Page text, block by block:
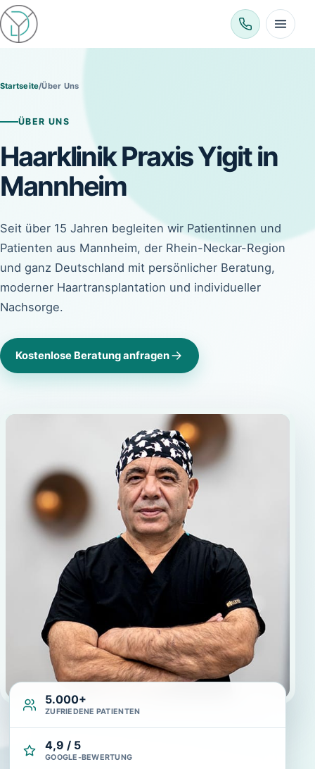
Menü öffnen
Startseite/Über Uns
ÜBER UNS
Haarklinik Praxis Yigit in
Mannheim
Seit über 15 Jahren begleiten wir Patientinnen und
Patienten aus Mannheim, der Rhein-Neckar-Region
und ganz Deutschland mit persönlicher Beratung,
moderner Haartransplantation und individueller
Nachsorge.
Kostenlose Beratung anfragen
5.000+
ZUFRIEDENE PATIENTEN
4,9 / 5
GOOGLE-BEWERTUNG